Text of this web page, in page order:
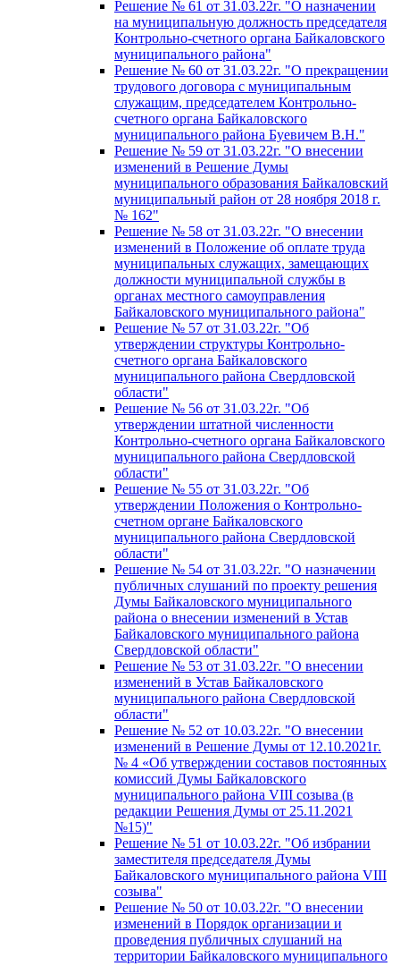
Решение № 61 от 31.03.22г. "О назначении
на муниципальную должность председателя
Контрольно-счетного органа Байкаловского
муниципального района"
Решение № 60 от 31.03.22г. "О прекращении
трудового договора с муниципальным
служащим, председателем Контрольно-
счетного органа Байкаловского
муниципального района Буевичем В.Н."
Решение № 59 от 31.03.22г. "О внесении
изменений в Решение Думы
муниципального образования Байкаловский
муниципальный район от 28 ноября 2018 г.
№ 162"
Решение № 58 от 31.03.22г. "О внесении
изменений в Положение об оплате труда
муниципальных служащих, замещающих
должности муниципальной службы в
органах местного самоуправления
Байкаловского муниципального района"
Решение № 57 от 31.03.22г. "Об
утверждении структуры Контрольно-
счетного органа Байкаловского
муниципального района Свердловской
области"
Решение № 56 от 31.03.22г. "Об
утверждении штатной численности
Контрольно-счетного органа Байкаловского
муниципального района Свердловской
области"
Решение № 55 от 31.03.22г. "Об
утверждении Положения о Контрольно-
счетном органе Байкаловского
муниципального района Свердловской
области"
Решение № 54 от 31.03.22г. "О назначении
публичных слушаний по проекту решения
Думы Байкаловского муниципального
района о внесении изменений в Устав
Байкаловского муниципального района
Свердловской области"
Решение № 53 от 31.03.22г. "О внесении
изменений в Устав Байкаловского
муниципального района Свердловской
области"
Решение № 52 от 10.03.22г. "О внесении
изменений в Решение Думы от 12.10.2021г.
№ 4 «Об утверждении составов постоянных
комиссий Думы Байкаловского
муниципального района VIII созыва (в
редакции Решения Думы от 25.11.2021
№15)"
Решение № 51 от 10.03.22г. "Об избрании
заместителя председателя Думы
Байкаловского муниципального района VIII
созыва"
Решение № 50 от 10.03.22г. "О внесении
изменений в Порядок организации и
проведения публичных слушаний на
территории Байкаловского муниципального